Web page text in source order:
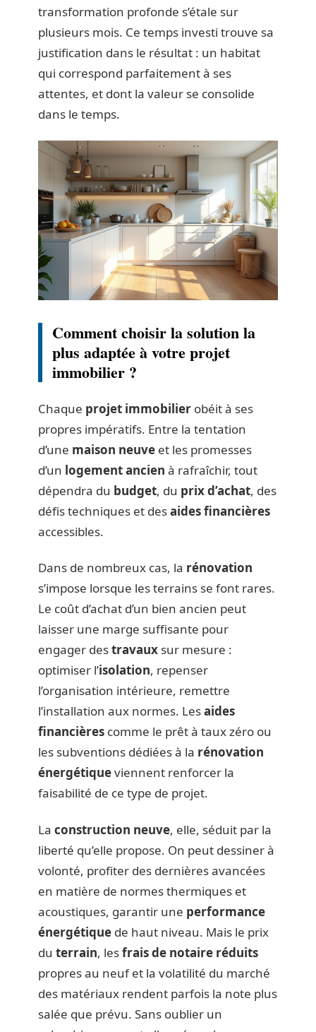
transformation profonde s’étale sur
plusieurs mois. Ce temps investi trouve sa
justification dans le résultat : un habitat
qui correspond parfaitement à ses
attentes, et dont la valeur se consolide
dans le temps.
Comment choisir la solution la
plus adaptée à votre projet
immobilier ?
Chaque projet immobilier obéit à ses
propres impératifs. Entre la tentation
d’une maison neuve et les promesses
d’un logement ancien à rafraîchir, tout
dépendra du budget, du prix d’achat, des
défis techniques et desaides financières
accessibles.
Dans de nombreux cas, la rénovation
s’impose lorsque les terrains se font rares.
Le coût d’achat d’un bien ancien peut
laisser une marge suffisante pour
engager destravaux sur mesure :
optimiser l’isolation, repenser
l’organisation intérieure, remettre
l’installation aux normes. Lesaides
financières comme le prêt à taux zéro ou
les subventions dédiées à la rénovation
énergétiqueviennent renforcer la
faisabilité de ce type de projet.
La construction neuve, elle, séduit par la
liberté qu’elle propose. On peut dessiner à
volonté, profiter des dernières avancées
en matière de normes thermiques et
acoustiques, garantir une performance
énergétique de haut niveau. Mais le prix
du terrain, lesfrais de notaire réduits
propres au neuf et la volatilité du marché
des matériaux rendent parfois la note plus
salée que prévu. Sans oublier un